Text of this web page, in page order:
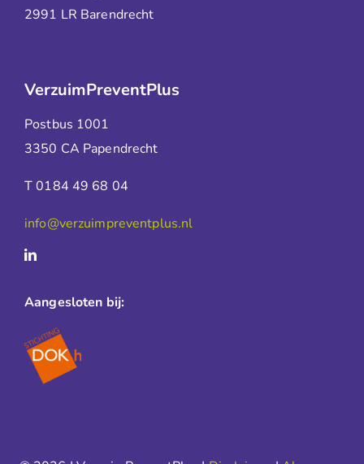
2991 LR Barendrecht
VerzuimPreventPlus
Postbus 1001
3350 CA Papendrecht
T 0184 49 68 04
info@verzuimpreventplus.nl
Aangesloten bij: